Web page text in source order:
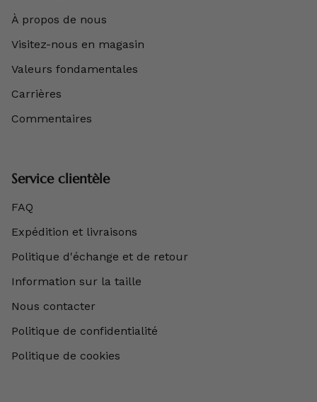
À propos de nous
Visitez-nous en magasin
Valeurs fondamentales
Carrières
Commentaires
Service clientèle
FAQ
Expédition et livraisons
Politique d'échange et de retour
Information sur la taille
Nous contacter
Politique de confidentialité
Politique de cookies